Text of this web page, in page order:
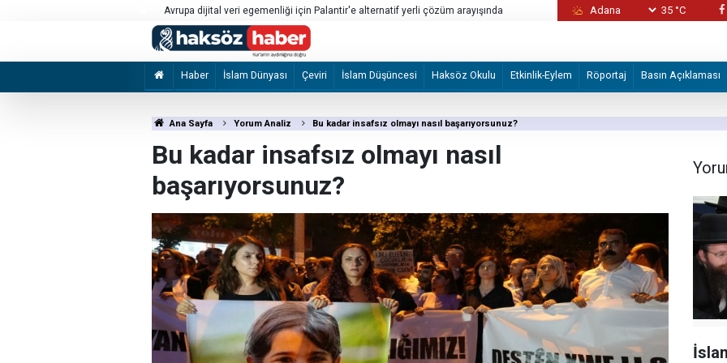
CNN: ABD'nin mühimmat stoklarının tükendiğine dair sızıntılar İran'ı
cesaretlendirebilir
Türkiye, Suudi Arabistan ve Pakistan üçlü
35 °C
Haber İslam Dünyası Çeviri İslam Düşüncesi Haksöz Okulu Etkinlik-Eylem Röportaj Basın Açıklaması
Ana Sayfa Yorum Analiz Bu kadar insafsız olmayı nasıl başarıyorsunuz?
Bu kadar insafsız olmayı nasıl
başarıyorsunuz?